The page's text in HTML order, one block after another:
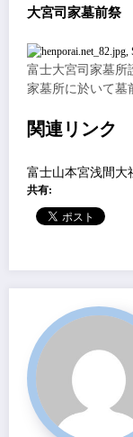
大宮司家墓前祭
富士大宮司家墓所
家墓所に於いて墓
関連 リンク
富士山本宮浅間大
共有: